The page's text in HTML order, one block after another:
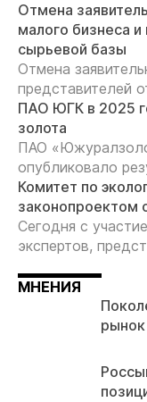
Отмена
малого бизнеса
сырьевой базы
Отмена
представителей
ПАО ЮГК в 2025
золота
ПАО
опубликовало
Комитет по
законопроектом
Сегодня с
экспертов,
МНЕНИЯ